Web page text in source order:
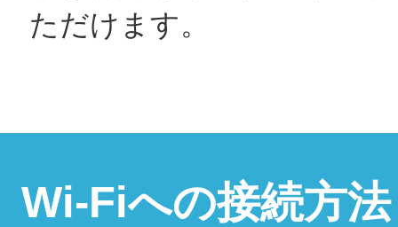
ただけます。
Wi-Fiへの接続方法